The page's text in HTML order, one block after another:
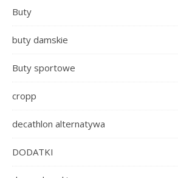
Buty
buty damskie
Buty sportowe
cropp
decathlon alternatywa
DODATKI